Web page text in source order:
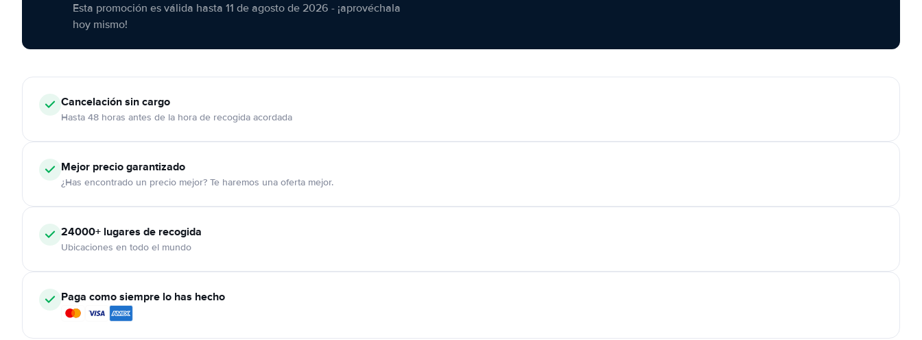
Esta promoción es válida hasta 11 de agosto de 2026 - ¡aprovéchala
hoy mismo!
Cancelaciónsin cargo
Hasta 48 horas antes de la hora de recogida acordada
Mejor precio garantizado
¿Has encontrado un precio mejor? Te haremos una oferta mejor.
24000+ lugares de recogida
Ubicaciones en todo el mundo
Paga como siempre lo has hecho